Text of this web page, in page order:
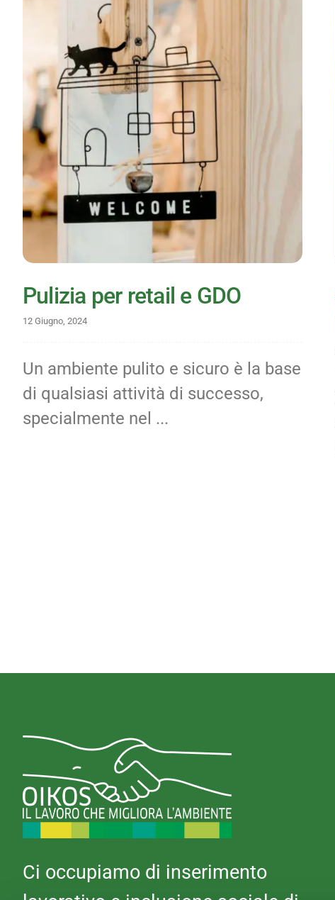
Pulizia per retail e GDO
12 Giugno, 2024
Un ambiente pulito e sicuro è la base
di qualsiasi attività di successo,
specialmente nel ...
Ci occupiamo di inserimento